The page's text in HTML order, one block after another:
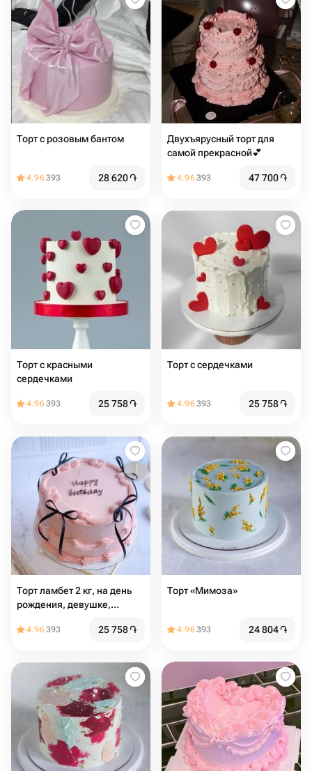
Торт с розовым бантом
4.96393 28 620֏
Двухъярусный торт для
самой прекрасной💕
4.96393 47 700֏
Торт с красными
сердечками
4.96393 25 758֏
Торт с сердечками
4.96393 25 758֏
Торт ламбет 2 кг, на день
рождения, девушке,
4.96393 25 758֏
Торт «Мимоза»
4.96393 24 804֏